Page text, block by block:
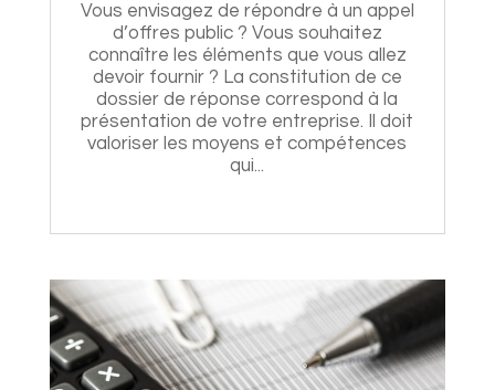
Vous envisagez de répondre à un appel
d’offres public ? Vous souhaitez
connaître les éléments que vous allez
devoir fournir ? La constitution de ce
dossier de réponse correspond à la
présentation de votre entreprise. Il doit
valoriser les moyens et compétences
qui...